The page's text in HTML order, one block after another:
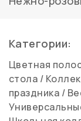
Категории:
Цветная
стола /
праздника /